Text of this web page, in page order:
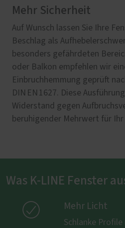
Mehr Sicherheit
Auf Wunsch lassen Sie Ihre
Beschlag als
besonders gefährdeten
oder Balkon empfehlen wir
Einbruchhemmung geprüft
DIN EN 1627. Diese
Widerstand gegen
beruhigender Mehrwert für Ihr
Was K-LINE Fenster
 Mehr Licht
Schlanke